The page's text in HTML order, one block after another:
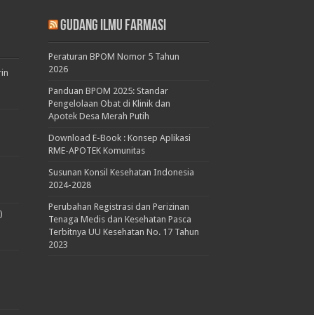
Gudang Ilmu Farmasi
Peraturan BPOM Nomor 5 Tahun
2026
Panduan BPOM 2025: Standar
Pengelolaan Obat di Klinik dan
Apotek Desa Merah Putih
Download E-Book : Konsep Aplikasi
RME-APOTEK Komunitas
Susunan Konsil Kesehatan Indonesia
2024-2028
Perubahan Registrasi dan Perizinan
Tenaga Medis dan Kesehatan Pasca
Terbitnya UU Kesehatan No. 17 Tahun
2023